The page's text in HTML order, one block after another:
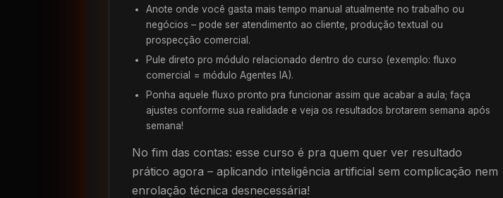
Anote onde você gasta mais tempo manual atualmente no trabalho ou
negócios – pode ser atendimento ao cliente, produção textual ou
prospecção comercial.
Pule direto pro módulo relacionado dentro do curso (exemplo: fluxo
comercial = módulo Agentes IA).
Ponha aquele fluxo pronto pra funcionar assim que acabar a aula; faça
ajustes conforme sua realidade e veja os resultados brotarem semana após
semana!
No fim das contas: esse curso é pra quem quer ver resultado
prático agora – aplicando inteligência artificial sem complicação nem
enrolação técnica desnecessária!